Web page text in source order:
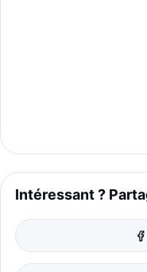
Intéressant ?